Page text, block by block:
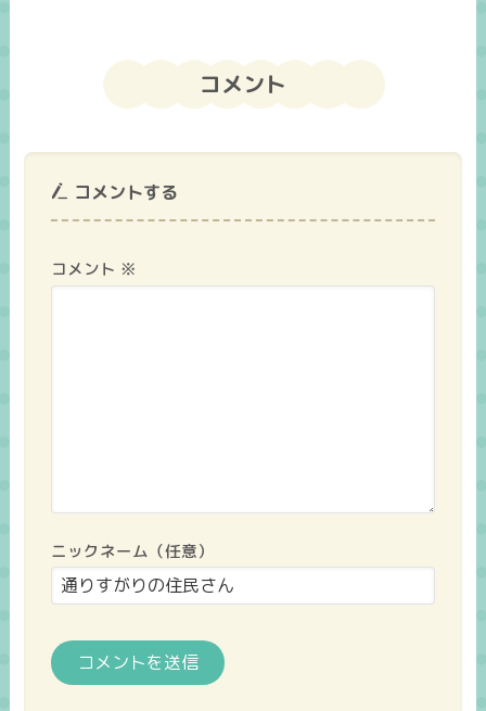
コメント
コメントする
コメント ※
ニックネーム（任意）